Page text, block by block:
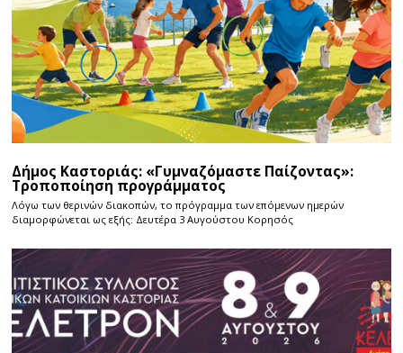
Δήμος Καστοριάς: «Γυμναζόμαστε Παίζοντας»:
Τροποποίηση προγράμματος
Λόγω των θερινών διακοπών, το πρόγραμμα των επόμενων ημερών
διαμορφώνεται ως εξής: Δευτέρα 3 Αυγούστου Κορησός